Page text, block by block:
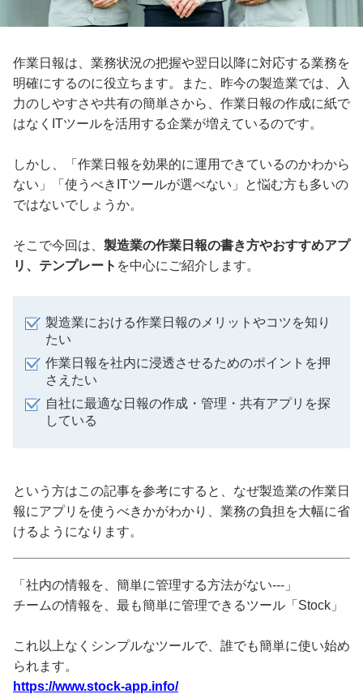
作業日報は、業務状況の把握や翌日以降に対応する業務を
明確にするのに役立ちます。また、昨今の製造業では、入
力のしやすさや共有の簡単さから、作業日報の作成に紙で
はなくITツールを活用する企業が増えているのです。
しかし、「作業日報を効果的に運用できているのかわから
ない」「使うべきITツールが選べない」と悩む方も多いの
ではないでしょうか。
そこで今回は、 製造業の作業日報の書き方やおすすめアプ
リ、テンプレート を中心にご紹介します。
製造業における作業日報のメリットやコツを知り
たい
作業日報を社内に浸透させるためのポイントを押
さえたい
自社に最適な日報の作成・管理・共有アプリを探
している
という方はこの記事を参考にすると、なぜ製造業の作業日
報にアプリを使うべきかがわかり、業務の負担を大幅に省
けるようになります。
「社内の情報を、簡単に管理する方法がない---」
チームの情報を、最も簡単に管理できるツール「Stock」
これ以上なくシンプルなツールで、誰でも簡単に使い始め
られます。
https://www.stock-app.info/